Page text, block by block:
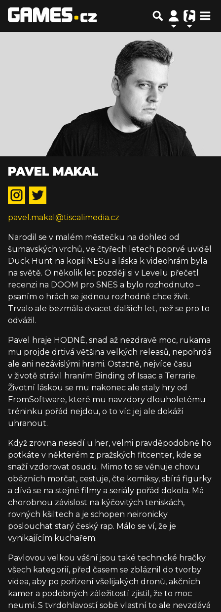
PAVEL MAKAL
pavel.makal@tiscalimedia.cz
Narodil se v malém městečku na dohled od
šumavských vrchů, ve čtyřech letech poprvé uviděl
Duck Hunt na kopii NESu a láska k videohrám byla
na světě. O několik let později si v Levelu přečetl
recenzi na DOOM pro SNES a bylo rozhodnuto –
psaním o hrách se jednou rozhodně chce živit.
Trvalo ale bezmála dvacet dalších let, než se pro to
odvážil.
Pavel hraje HODNĚ, snad až nezdravě moc, rukama
mu projde drtivá většina velkých releasů, nepohrdá
ale ani nezávislými hrami. Ostatně, nejvíce času
v životě strávil hraním Binding of Isaac a Terrarie.
Životní láskou se mu nakonec ale staly hry od
FromSoftware, které mu navzdory dlouholetému
tréninku pořád nejdou, o to víc jej ale dokáží
uhranout.
Když zrovna nesedí u her, velmi pravděpodobně ho
potkáte v některém z pražských fitcenter, kde se
snaží vzdorovat osudu. Mimo to se věnuje chovu
obézních morčat, cestuje, čte komiksy, sbírá figurky
a dívá se na stejné filmy a seriály pořád dokola. Má
chorobnou závislost na kýčovitých teniskách,
rovných kšiltech a je schopen neironicky
poslouchat starý český rap. Málo se ví, že je
vynikajícím kuchařem.
Pavlovou velkou vášní jsou také technické hračky
všech kategorií, před časem se zbláznil do tvorby
videa, aby po pořízení všelijakých dronů, akčních
kamer a podobných záležitostí zjistil, že to moc
neumí. S tvrdohlavostí sobě vlastní to ale nevzdává